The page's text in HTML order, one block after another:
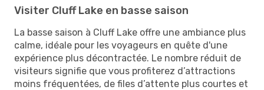
Visiter Cluff Lake en basse saison
La basse saison à Cluff Lake offre une ambiance plus
calme, idéale pour les voyageurs en quête d'une
expérience plus décontractée. Le nombre réduit de
visiteurs signifie que vous profiterez d’attractions
moins fréquentées, de files d’attente plus courtes et